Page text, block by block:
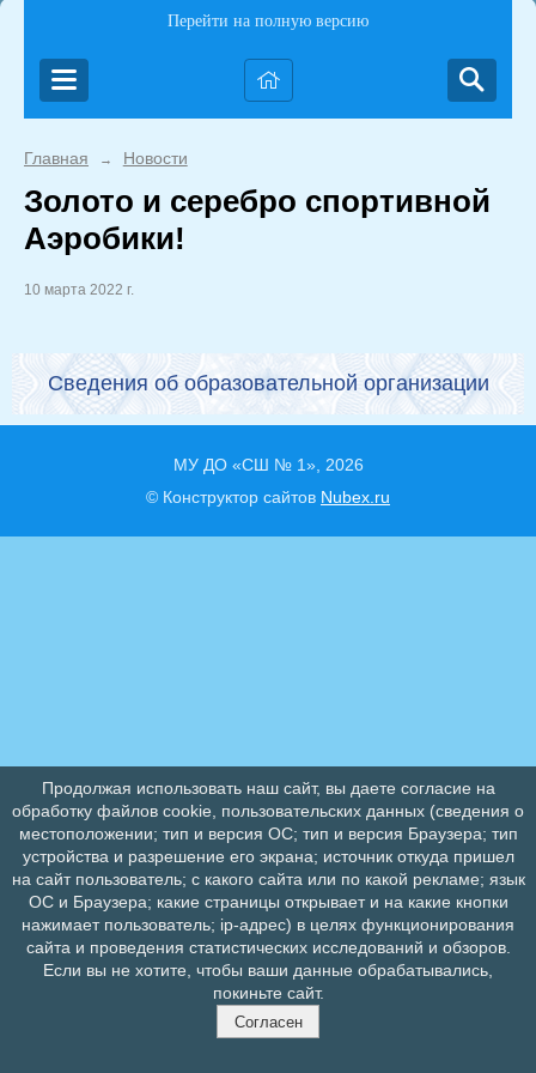
Перейти на полную версию
Главная → Новости
Золото и серебро спортивной
Аэробики!
10 марта 2022 г.
Сведения об образовательной организации
МУ ДО «СШ № 1», 2026
© Конструктор сайтов Nubex.ru
Продолжая использовать наш сайт, вы даете согласие на
обработку файлов cookie, пользовательских данных (сведения о
местоположении; тип и версия ОС; тип и версия Браузера; тип
устройства и разрешение его экрана; источник откуда пришел
на сайт пользователь; с какого сайта или по какой рекламе; язык
ОС и Браузера; какие страницы открывает и на какие кнопки
нажимает пользователь; ip-адрес) в целях функционирования
сайта и проведения статистических исследований и обзоров.
Если вы не хотите, чтобы ваши данные обрабатывались,
покиньте сайт.
Согласен